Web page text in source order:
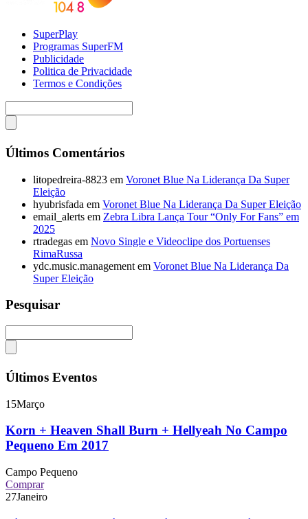
SuperPlay
Programas SuperFM
Publicidade
Politica de Privacidade
Termos e Condições
Últimos Comentários
litopedreira-8823 em Voronet Blue Na Liderança Da Super
Eleição
hyubrisfada em Voronet Blue Na Liderança Da Super Eleição
email_alerts em Zebra Libra Lança Tour “Only For Fans” em
2025
rtradegas em Novo Single e Videoclipe dos Portuenses
RimaRussa
ydc.music.management em Voronet Blue Na Liderança Da
Super Eleição
Pesquisar
Últimos Eventos
15Março
Korn + Heaven Shall Burn + Hellyeah No Campo
Pequeno Em 2017
Campo Pequeno
Comprar
27Janeiro